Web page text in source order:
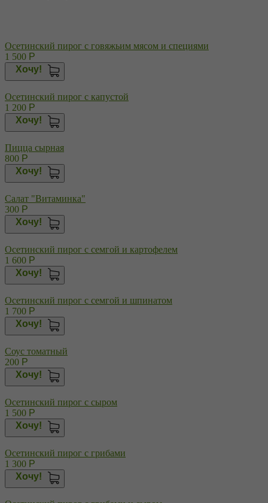
Осетинский пирог с говяжьим мясом и специями
1 500 Р
Хочу!
Осетинский пирог с капустой
1 200 Р
Хочу!
Пицца сырная
800 Р
Хочу!
Салат "Витаминка"
300 Р
Хочу!
Осетинский пирог с семгой и картофелем
1 600 Р
Хочу!
Осетинский пирог с семгой и шпинатом
1 700 Р
Хочу!
Соус томатный
200 Р
Хочу!
Осетинский пирог с сыром
1 500 Р
Хочу!
Осетинский пирог с грибами
1 300 Р
Хочу!